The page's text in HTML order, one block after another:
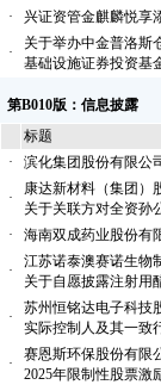
·
兴证资管金麒麟悦享
·
关于举办中金普洛斯
基础设施证券投资基
第B010版：信息披露
标题
·
滨化集团股份有限公
·
康达新材料（集团）
关于关联方对全资孙
·
海南双成药业股份有
·
江苏诺泰澳赛诺生物
关于自愿披露注射用
·
苏州恒铭达电子科技
实际控制人及其一致
·
赛恩斯环保股份有限
2025年限制性股票激